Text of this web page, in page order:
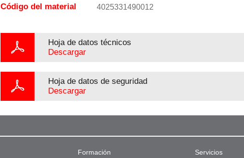
Código del material 4025331490012
Hoja de datos técnicos
Descargar
Hoja de datos de seguridad
Descargar
Formación
Servicios